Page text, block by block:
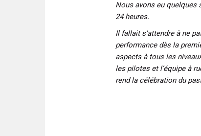
Nous avons eu quelques
24 heures.
Il fallait s’attendre à ne
performance dès la
aspects à tous les
les pilotes et l’équipe à
rend la célébration du